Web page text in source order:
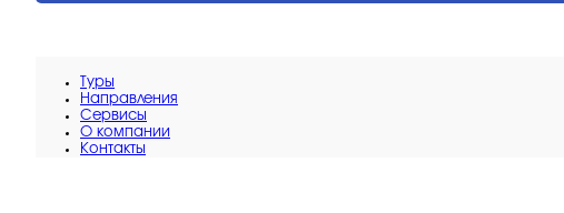
Туры
Направления
Сервисы
O компании
Контакты